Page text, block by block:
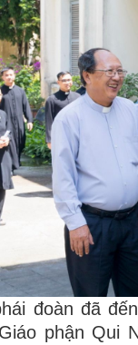
đoàn đã
phận Qui